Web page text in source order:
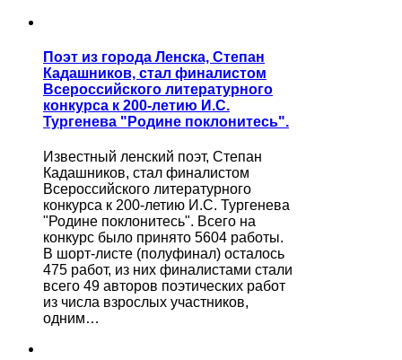
Поэт из города Ленска, Степан
Кадашников, стал финалистом
Всероссийского литературного
конкурса к 200-летию И.С.
Тургенева "Родине поклонитесь".
Известный ленский поэт, Степан
Кадашников, стал финалистом
Всероссийского литературного
конкурса к 200-летию И.С. Тургенева
"Родине поклонитесь". Всего на
конкурс было принято 5604 работы.
В шорт-листе (полуфинал) осталось
475 работ, из них финалистами стали
всего 49 авторов поэтических работ
из числа взрослых участников,
одним…